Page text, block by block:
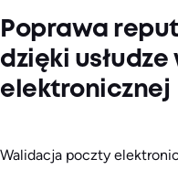
Poprawa
dzięki
elektronicznej
Walidacja poczty